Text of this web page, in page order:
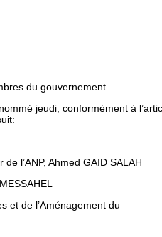
du gouvernement
jeudi, conformément à
l’ANP, Ahmed GAID SALAH
et de l’Aménagement du